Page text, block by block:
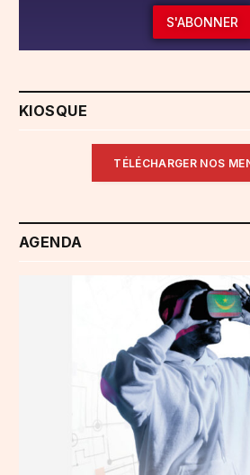
S'ABONNER
KIOSQUE
TÉLÉCHARGER NOS
AGENDA